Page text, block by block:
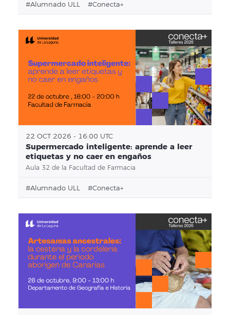
#alumnado ULL #conecta+
22 OCT 2026 - 16:00 UTC
Supermercado inteligente: aprende a leer
etiquetas y no caer en engaños
Aula 32 de la Facultad de Farmacia
#alumnado ULL #conecta+